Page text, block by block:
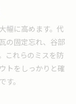
幅に高めます。代
の固定忘れ、谷部
これらのミスを防
トをしっかりと確
。